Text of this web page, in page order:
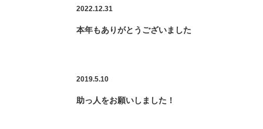
2022.12.31
本年もありがとうございました
2019.5.10
助っ人をお願いしました！